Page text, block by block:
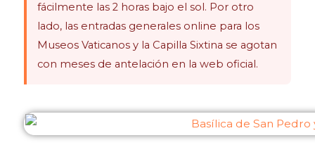
fácilmente las 2 horas bajo el sol. Por otro
lado, las entradas generales online para los
Museos Vaticanos y la Capilla Sixtina se agotan
con meses de antelación en la web oficial.